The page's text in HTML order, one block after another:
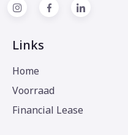
Links
Home
Voorraad
Financial Lease